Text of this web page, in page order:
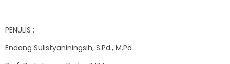
PENULIS :
Endang Sulistyaniningsih, S.Pd., M.Pd